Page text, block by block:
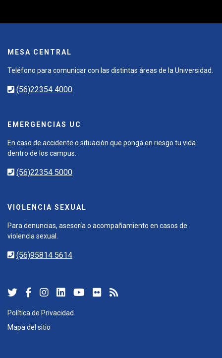
MESA CENTRAL
Teléfono para comunicar con las distintas áreas de la Universidad.
(56)22354 4000
EMERGENCIAS UC
En caso de accidente o situación que ponga en riesgo tu vida
dentro de los campus.
(56)22354 5000
VIOLENCIA SEXUAL
Para denuncias, asesoría o acompañamiento en casos de
violencia sexual.
(56)95814 5614
Política de Privacidad
Mapa del sitio